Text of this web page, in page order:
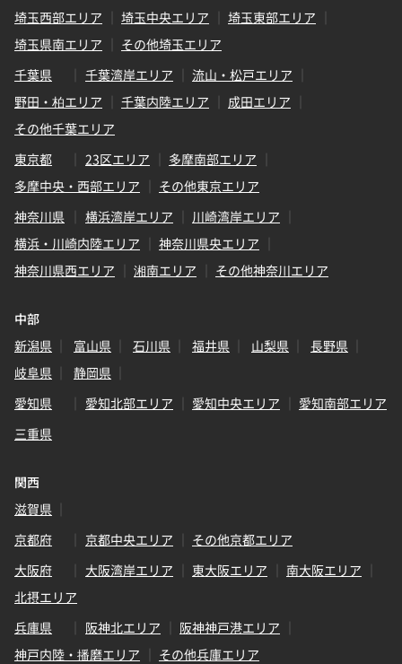
埼玉西部エリア
埼玉中央エリア
埼玉東部エリア
埼玉県南エリア
その他埼玉エリア
千葉県
千葉湾岸エリア
流山・松戸エリア
野田・柏エリア
千葉内陸エリア
成田エリア
その他千葉エリア
東京都
23区エリア
多摩南部エリア
多摩中央・西部エリア
その他東京エリア
神奈川県
横浜湾岸エリア
川崎湾岸エリア
横浜・川崎内陸エリア
神奈川県央エリア
神奈川県西エリア
湘南エリア その他神奈川エリア
中部
新潟県
富山県 石川県 福井県 山梨県
長野県
岐阜県
静岡県
愛知県
愛知北部エリア 愛知中央エリア
愛知南部エリア
三重県
関西
滋賀県
京都府
京都中央エリア
その他京都エリア
大阪府
大阪湾岸エリア 東大阪エリア
南大阪エリア
北摂エリア
兵庫県
阪神北エリア
阪神神戸港エリア
神戸内陸・播磨エリア
その他兵庫エリア